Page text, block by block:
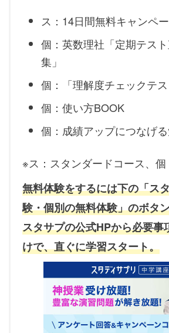
ス：14日間無料キャンペ
個：英数理社「定期テス
集」
個：「理解度チェックテス
個：使い方BOOK
個：成績アップにつなげ
※ス：スタンダードコース、個
無料体験をするには下の「ス
験・個別の無料体験」のボタ
スタサプの公式HPから必要事
けで、直ぐに学習スタート。